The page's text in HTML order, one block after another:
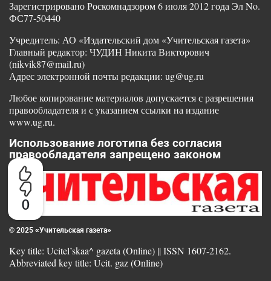
0
Зарегистрировано Роскомнадзором 6 июля 2012 года Эл No.
ФС77-50440
Учредитель: АО «Издательский дом «Учительская газета»
Главный редактор: ЧУДИН Никита Викторович
(nikvik87@mail.ru)
Адрес электронной почты редакции: ug@ug.ru
Любое копирование материалов допускается с разрешения
правообладателя и с указанием ссылки на издание
www.ug.ru.
Использование логотипа без согласия
правообладателя запрещено законом
© 2025 «Учительская газета»
Key title: Ucitel’skaa^ gazeta (Online) || ISSN 1607-2162.
Abbreviated key title: Ucit. gaz (Online)